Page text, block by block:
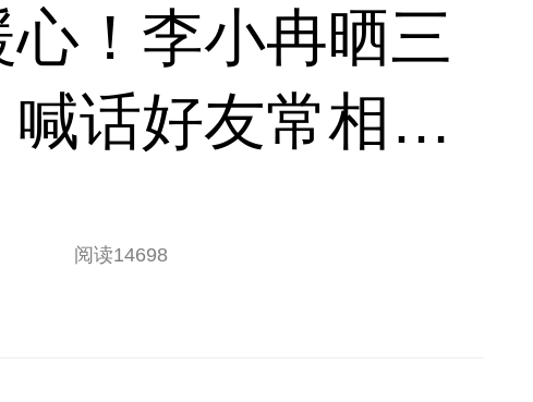
！李小冉晒三
话好友常相聚
阅读14698